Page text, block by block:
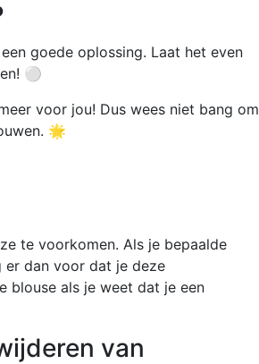
goede oplossing. Laat het even
⚪
voor jou! Dus wees niet bang om
🌟
te voorkomen. Als je bepaalde
er dan voor dat je deze
blouse als je weet dat je een
van